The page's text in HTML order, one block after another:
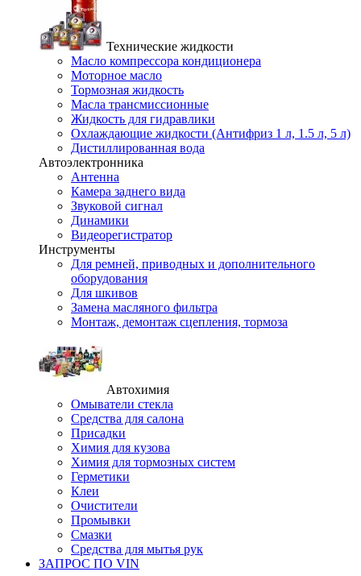
Технические жидкости
Масло компрессора кондиционера
Моторное масло
Тормозная жидкость
Масла трансмиссионные
Жидкость для гидравлики
Охлаждающие жидкости (Антифриз 1 л, 1.5 л, 5 л)
Дистиллированная вода
Автоэлектронника
Антенна
Камера заднего вида
Звуковой сигнал
Динамики
Видеорегистратор
Инструменты
Для ремней, приводных и дополнительного
оборудования
Для шкивов
Замена масляного фильтра
Монтаж, демонтаж сцепления, тормоза
Автохимия
Омыватели стекла
Средства для салона
Присадки
Химия для кузова
Химия для тормозных систем
Герметики
Клеи
Очистители
Промывки
Смазки
Средства для мытья рук
ЗАПРОС ПО VIN